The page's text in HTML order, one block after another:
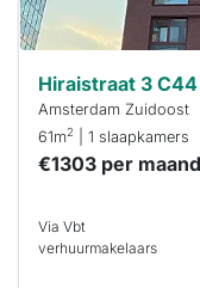
Hiraistraat 3 C44
Amsterdam Zuidoost
61m2 | 1 slaapkamers
€1303 per maand
Via Vbt
verhuurmakelaars